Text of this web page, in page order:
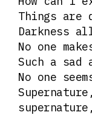
Things are
Darkness
No one
Such a
No one